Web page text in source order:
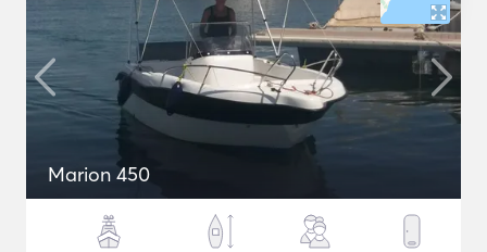
Marion 450